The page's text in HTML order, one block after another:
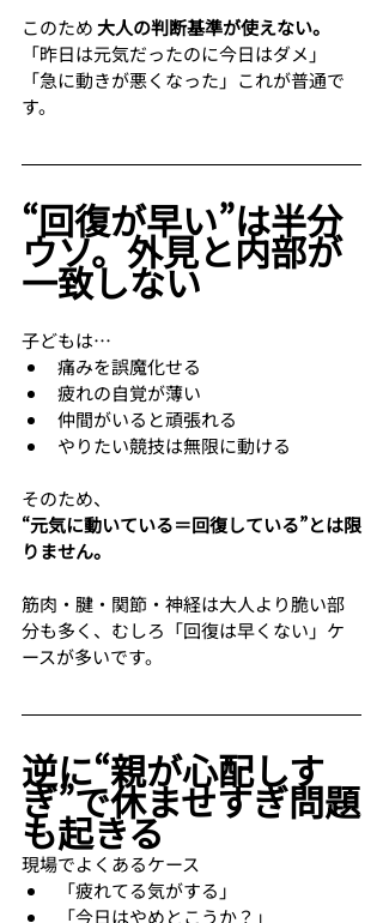
このため 大人の判断基準が使えない。
「昨日は元気だったのに今日はダメ」
「急に動きが悪くなった」これが普通で
す。
“回復が早い”は半分
ウソ。外見と内部が
一致しない
子どもは…
痛みを誤魔化せる
疲れの自覚が薄い
仲間がいると頑張れる
やりたい競技は無限に動ける
そのため、
“元気に動いている＝回復している”とは限
りません。
筋肉・腱・関節・神経は大人より脆い部
分も多く、むしろ「回復は早くない」ケ
ースが多いです。
逆に“親が心配しす
ぎ”で休ませすぎ問題
も起きる
現場でよくあるケース
「疲れてる気がする」
「今日はやめとこうか？」